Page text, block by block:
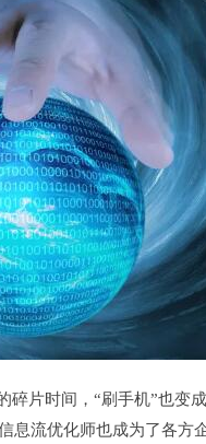
片时间，“刷手机”也变
流优化师也成为了各方